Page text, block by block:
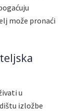
može pronaći
u
izložbe